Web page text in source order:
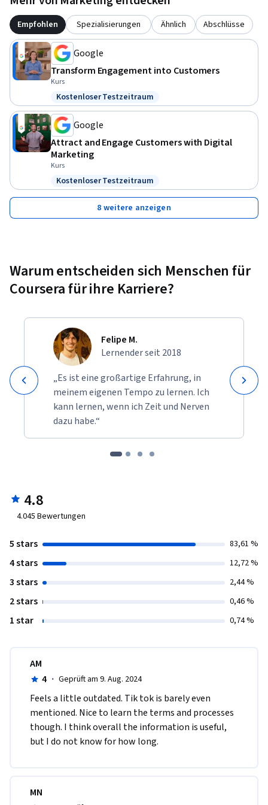
Empfohlen Spezialisierungen Ähnlich Abschlüsse
Google
Transform Engagement into Customers
Kurs
Status: Kostenloser Testzeitraum
Kostenloser Testzeitraum
Google
Attract and Engage Customers with Digital
Marketing
Kurs
Status: Kostenloser Testzeitraum
Kostenloser Testzeitraum
8 weitere anzeigen
Warum entscheiden sich Menschen für
Coursera für ihre Karriere?
Felipe M.
Lernender seit 2018
„Es ist eine großartige Erfahrung, in
meinem eigenen Tempo zu lernen. Ich
kann lernen, wenn ich Zeit und Nerven
dazu habe.“
4.8
4.045 Bewertungen
5 stars 83,61 %
4 stars 12,72 %
3 stars 2,44 %
2 stars 0,46 %
1 star 0,74 %
AM
4 · Geprüft am 9. Aug. 2024
Feels a little outdated. Tik tok is barely even
mentioned. Nice to learn the terms and processes
though. I think overall the information is useful,
but I do not know for how long.
MN